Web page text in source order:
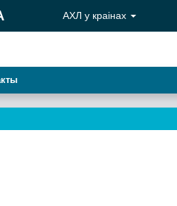
АХЛ у краiнах